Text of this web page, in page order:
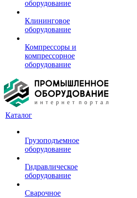
оборудование
Клининговое
оборудование
Компрессоры и
компрессорное
оборудование
Каталог
Грузоподъемное
оборудование
Гидравлическое
оборудование
Сварочное